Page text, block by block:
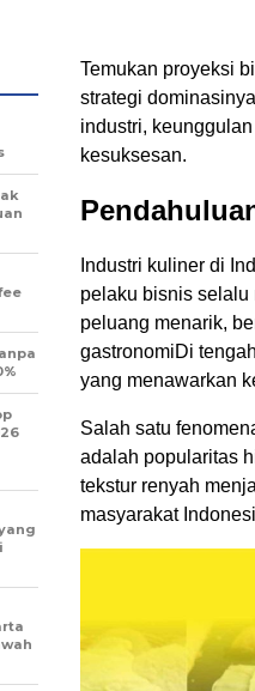
Temukan proyeksi
strategi
industri,
kesuksesan.
Industri kuliner di
pelaku bisnis selalu
peluang menarik,
gastronomiDi
yang menawarkan
Salah satu
adalah popularitas
tekstur renyah
masyarakat